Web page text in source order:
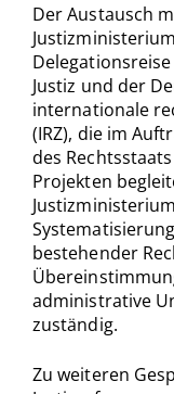
Der Austausch
Justiz und der
internationale
(IRZ), die im
des
Projekten
bestehender
administrative
zuständig.
Zu weiteren